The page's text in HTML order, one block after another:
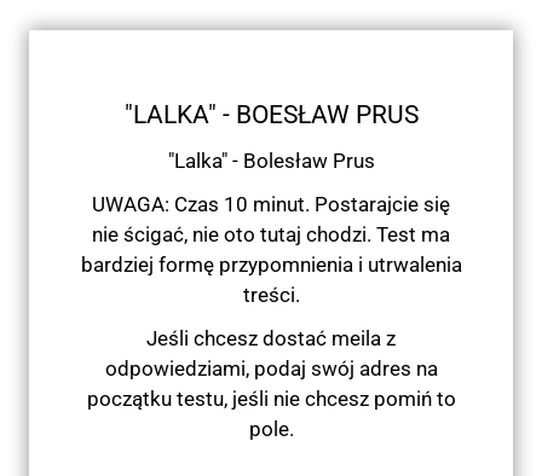
"LALKA" - BOESŁAW PRUS
"Lalka" - Bolesław Prus
UWAGA: Czas 10 minut. Postarajcie się
nie ścigać, nie oto tutaj chodzi. Test ma
bardziej formę przypomnienia i utrwalenia
treści.
Jeśli chcesz dostać meila z
odpowiedziami, podaj swój adres na
początku testu, jeśli nie chcesz pomiń to
pole.